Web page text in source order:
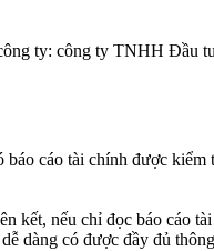
ty: công ty TNHH Đầu
cáo tài chính được kiểm
kết, nếu chỉ đọc báo cáo
dàng có được đầy đủ